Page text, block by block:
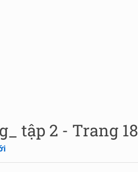
tập 2 - Trang 18